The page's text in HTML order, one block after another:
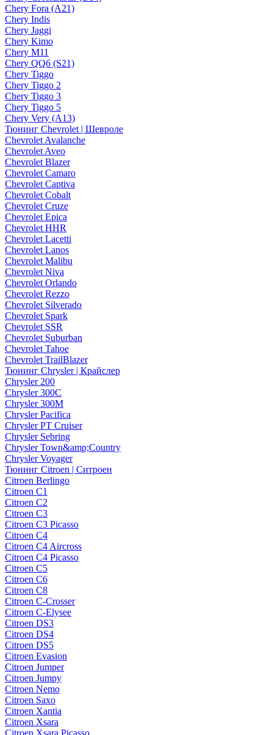
Chery Fora (A21)
Chery Indis
Chery Jaggi
Chery Kimo
Chery M11
Chery QQ6 (S21)
Chery Tiggo
Chery Tiggo 2
Chery Tiggo 3
Chery Tiggo 5
Chery Very (A13)
Тюнинг Chevrolet | Шевроле
Chevrolet Avalanche
Chevrolet Aveo
Chevrolet Blazer
Chevrolet Camaro
Chevrolet Captiva
Chevrolet Cobalt
Chevrolet Cruze
Chevrolet Epica
Chevrolet HHR
Chevrolet Lacetti
Chevrolet Lanos
Chevrolet Malibu
Chevrolet Niva
Chevrolet Orlando
Chevrolet Rezzo
Chevrolet Silverado
Chevrolet Spark
Chevrolet SSR
Chevrolet Suburban
Chevrolet Tahoe
Chevrolet TrailBlazer
Тюнинг Chrysler | Крайслер
Chrysler 200
Chrysler 300C
Chrysler 300M
Chrysler Pacifica
Chrysler PT Cruiser
Chrysler Sebring
Chrysler Town&amp;Country
Chrysler Voyager
Тюнинг Citroen | Ситроен
Citroen Berlingo
Citroen C1
Citroen C2
Citroen C3
Citroen C3 Picasso
Citroen C4
Citroen C4 Aircross
Citroen C4 Picasso
Citroen C5
Citroen C6
Citroen C8
Citroen C-Crosser
Citroen C-Elysee
Citroen DS3
Citroen DS4
Citroen DS5
Citroen Evasion
Citroen Jumper
Citroen Jumpy
Citroen Nemo
Citroen Saxo
Citroen Xantia
Citroen Xsara
Citroen Xsara Picasso